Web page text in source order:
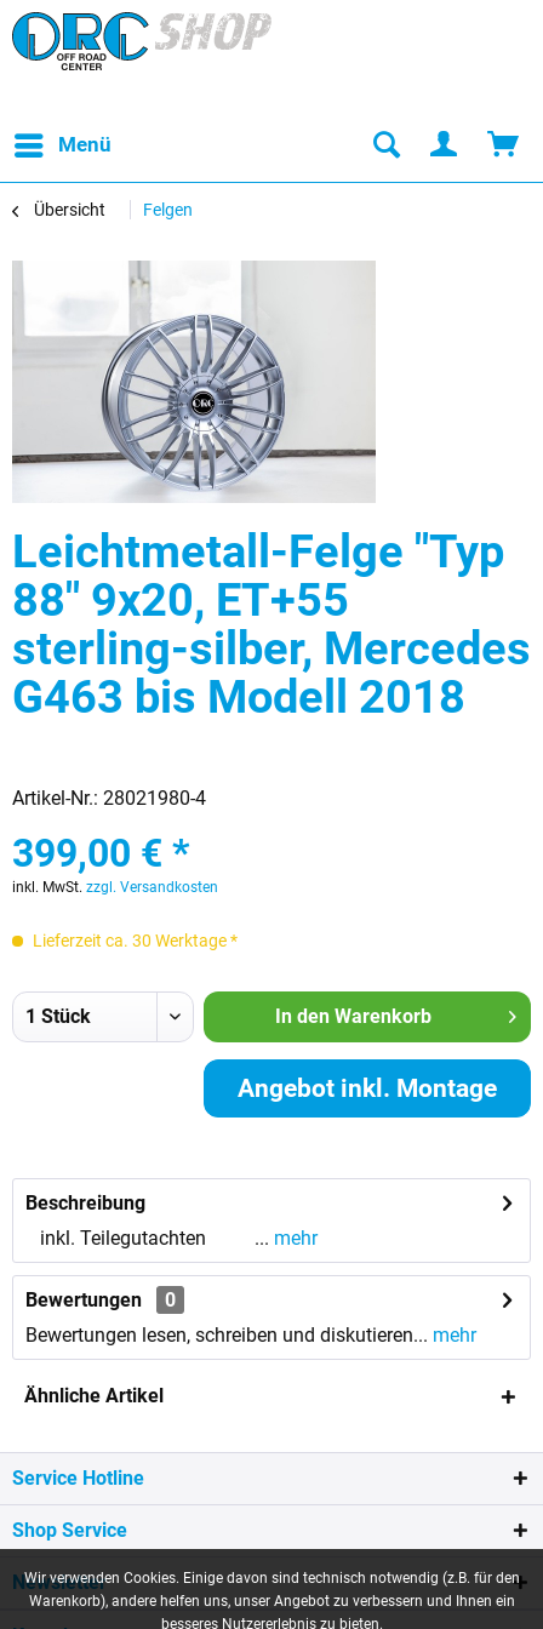
Menü
Übersicht Felgen
Leichtmetall-Felge "Typ
88" 9x20, ET+55
sterling-silber, Mercedes
G463 bis Modell 2018
Artikel-Nr.: 28021980-4
399,00 € *
inkl. MwSt. zzgl. Versandkosten
Lieferzeit ca. 30 Werktage *
In den Warenkorb
Angebot inkl. Montage
Beschreibung
inkl. Teilegutachten ... mehr
Bewertungen
0
Bewertungen lesen, schreiben und diskutieren... mehr
Ähnliche Artikel
Service Hotline
Shop Service
Newsletter
Wir verwenden Cookies. Einige davon sind technisch notwendig (z.B. für den
Warenkorb), andere helfen uns, unser Angebot zu verbessern und Ihnen ein
besseres Nutzererlebnis zu bieten.